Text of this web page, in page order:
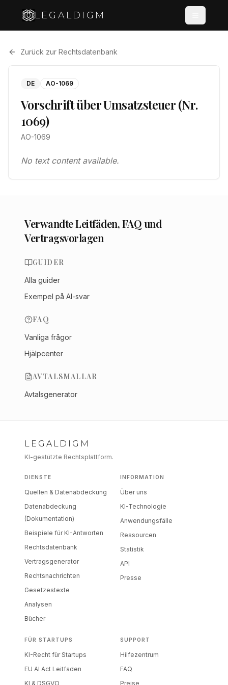
LEGALDIGM
Zurück zur Rechtsdatenbank
DE AO-1069
Vorschrift über Umsatzsteuer (Nr.
1069)
AO-1069
No text content available.
Verwandte Leitfäden, FAQ und
Vertragsvorlagen
GUIDER
Alla guider
Exempel på AI-svar
FAQ
Vanliga frågor
Hjälpcenter
AVTALSMALLAR
Avtalsgenerator
LEGALDIGM
KI-gestützte Rechtsplattform.
DIENSTE
Quellen & Datenabdeckung
Datenabdeckung
(Dokumentation)
Beispiele für KI-Antworten
Rechtsdatenbank
Vertragsgenerator
Rechtsnachrichten
Gesetzestexte
Analysen
Bücher
INFORMATION
Über uns
KI-Technologie
Anwendungsfälle
Ressourcen
Statistik
API
Presse
FÜR STARTUPS
KI-Recht für Startups
EU AI Act Leitfaden
KI & DSGVO
SUPPORT
Hilfezentrum
FAQ
Preise